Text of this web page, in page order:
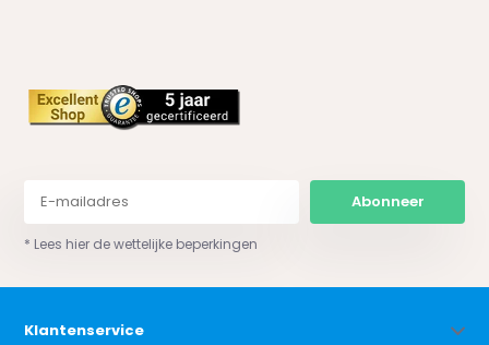
Abonneer
* Lees hier de wettelijke beperkingen
Klantenservice